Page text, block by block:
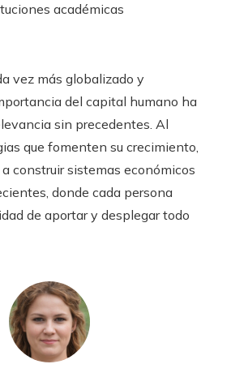
académicas
vez más globalizado y
del capital humano ha
sin precedentes. Al
que fomenten su crecimiento,
construir sistemas económicos
donde cada persona
de aportar y desplegar todo